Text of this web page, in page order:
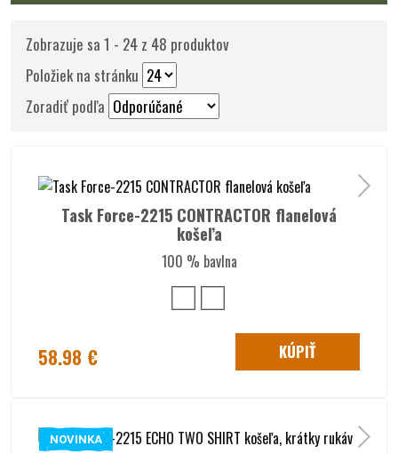
Zobrazuje sa 1 - 24 z 48 produktov
Položiek na stránku
Zoradiť podľa
Task Force-2215 CONTRACTOR flanelová
košeľa
100 % bavlna
58.98 € KÚPIŤ
NOVINKA